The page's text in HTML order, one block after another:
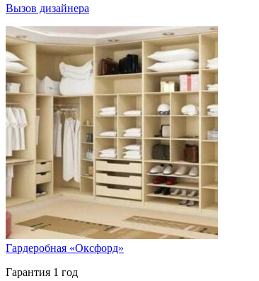
Вызов дизайнера
Гардеробная «Оксфорд»
Гарантия 1 год